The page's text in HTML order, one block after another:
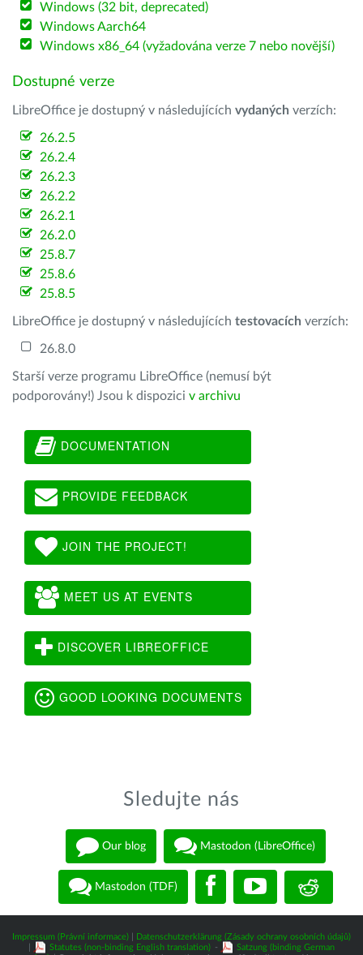
Windows (32 bit, deprecated)
Windows Aarch64
Windows x86_64 (vyžadována verze 7 nebo novější)
Dostupné verze
LibreOffice je dostupný v následujících vydaných verzích:
26.2.5
26.2.4
26.2.3
26.2.2
26.2.1
26.2.0
25.8.7
25.8.6
25.8.5
LibreOffice je dostupný v následujících testovacích verzích:
26.8.0
Starší verze programu LibreOffice (nemusí být
podporovány!) Jsou k dispozici v archivu
DOCUMENTATION
PROVIDE FEEDBACK
JOIN THE PROJECT!
MEET US AT EVENTS
DISCOVER LIBREOFFICE
GOOD LOOKING DOCUMENTS
Sledujte nás
Our blog Mastodon (LibreOffice)
Mastodon (TDF)
Impressum (Právní informace)
Datenschutzerklärung (Zásady ochrany osobních údajů)
Statutes (non-binding English translation) -
Satzung (binding German